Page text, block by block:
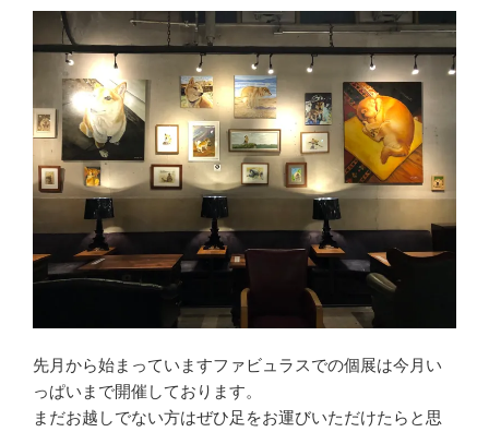
先月から始まっていますファビュラスでの個展は今月い
っぱいまで開催しております。
まだお越しでない方はぜひ足をお運びいただけたらと思